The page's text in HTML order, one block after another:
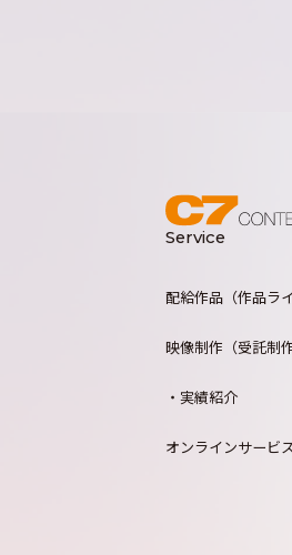
Service
配給作品（作品ラ
映像制作（受託制作
・実績紹介
オンラインサービ